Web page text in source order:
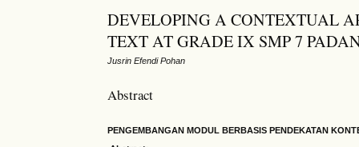
DEVELOPING A CONTEXTUAL
TEXT AT GRADE IX SMP 7
Jusrin Efendi Pohan
Abstract
PENGEMBANGAN MODUL BERBASIS PENDEKATAN